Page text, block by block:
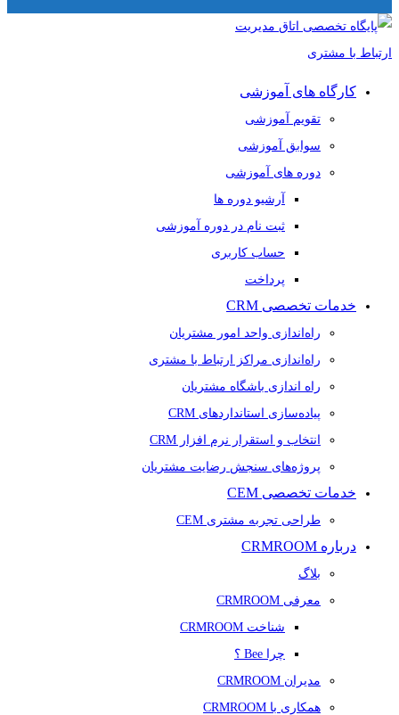
کارگاه های آموزشی
تقویم آموزشی
سوابق آموزشی
دوره های آموزشی
آرشیو دوره ها
ثبت نام در دوره آموزشی
حساب کاربری
پرداخت
خدمات تخصصی CRM
راه‌اندازی واحد امور مشتریان
راه‌اندازی مراکز ارتباط با مشتری
راه اندازی باشگاه مشتریان
پیاده‌سازی استانداردهای CRM
انتخاب و استقرار نرم افزار CRM
پروژه‌های سنجش رضایت مشتریان
خدمات تخصصی CEM
طراحی تجربه مشتری CEM
درباره CRMROOM
بلاگ
معرفی CRMROOM
شناخت CRMROOM
چرا Bee ؟
مدیران CRMROOM
همکاری با CRMROOM